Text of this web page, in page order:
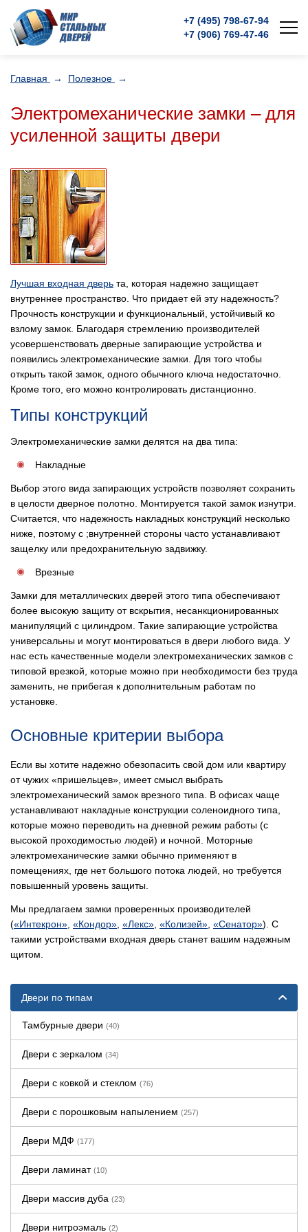
+7 (495) 798-67-94
+7 (906) 769-47-46
Главная → Полезное →
Электромеханические замки – для
усиленной защиты двери
Лучшая входная дверь та, которая надежно защищает
внутреннее пространство. Что придает ей эту надежность?
Прочность конструкции и функциональный, устойчивый ко
взлому замок. Благодаря стремлению производителей
усовершенствовать дверные запирающие устройства и
появились электромеханические замки. Для того чтобы
открыть такой замок, одного обычного ключа недостаточно.
Кроме того, его можно контролировать дистанционно.
Типы конструкций
Электромеханические замки делятся на два типа:
Накладные
Выбор этого вида запирающих устройств позволяет сохранить
в целости дверное полотно. Монтируется такой замок изнутри.
Считается, что надежность накладных конструкций несколько
ниже, поэтому с ;внутренней стороны часто устанавливают
защелку или предохранительную задвижку.
Врезные
Замки для металлических дверей этого типа обеспечивают
более высокую защиту от вскрытия, несанкционированных
манипуляций с цилиндром. Такие запирающие устройства
универсальны и могут монтироваться в двери любого вида. У
нас есть качественные модели электромеханических замков с
типовой врезкой, которые можно при необходимости без труда
заменить, не прибегая к дополнительным работам по
установке.
Основные критерии выбора
Если вы хотите надежно обезопасить свой дом или квартиру
от чужих «пришельцев», имеет смысл выбрать
электромеханический замок врезного типа. В офисах чаще
устанавливают накладные конструкции соленоидного типа,
которые можно переводить на дневной режим работы (с
высокой проходимостью людей) и ночной. Моторные
электромеханические замки обычно применяют в
помещениях, где нет большого потока людей, но требуется
повышенный уровень защиты.
Мы предлагаем замки проверенных производителей
(«Интекрон» «Кондор» «Лекс» «Колизей» «Сенатор»). С
такими устройствами входная дверь станет вашим надежным
щитом.
Двери по типам
Тамбурные двери (40)
Двери с зеркалом (34)
Двери с ковкой и стеклом (76)
Двери с порошковым напылением (257)
Двери МДФ (177)
Двери ламинат (10)
Двери массив дуба (23)
Двери нитроэмаль (2)